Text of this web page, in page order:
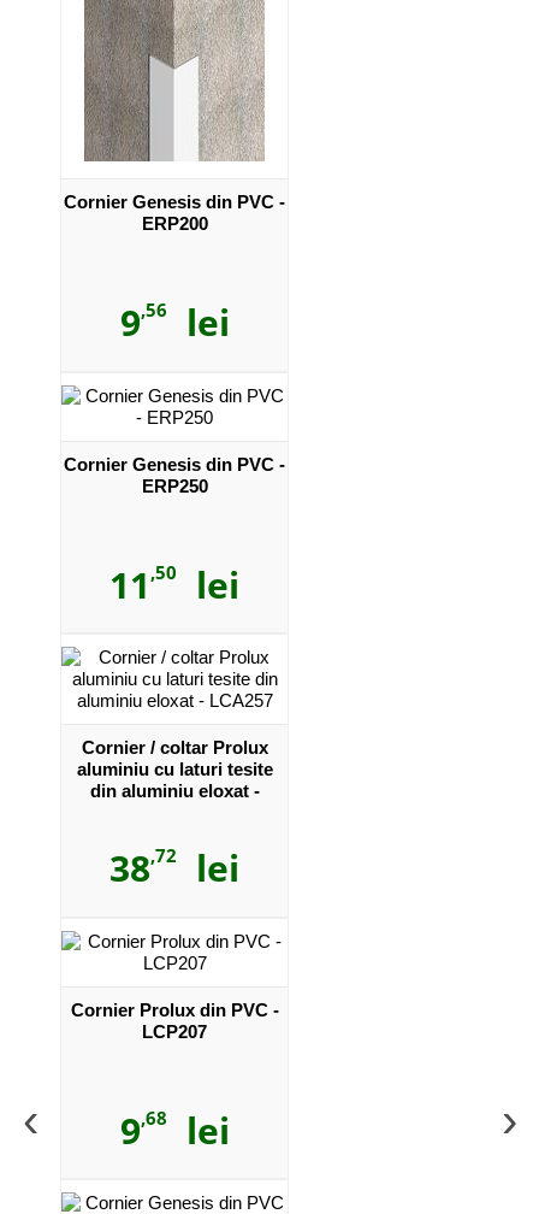
‹
Cornier Genesis din PVC -
ERP200
9,56 lei
Cornier Genesis din PVC -
ERP250
11 ,50 lei
Cornier / coltar Prolux
aluminiu cu laturi tesite
din aluminiu eloxat -
38,72 lei
Cornier Prolux din PVC -
LCP207
9,68 lei ›